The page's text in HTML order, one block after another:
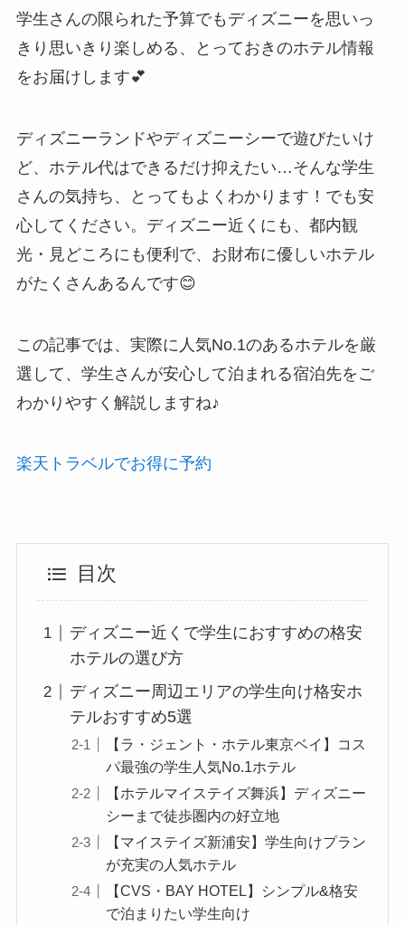
学生さんの限られた予算でもディズニーを思いっ
きり思いきり楽しめる、とっておきのホテル情報
をお届けします💕
ディズニーランドやディズニーシーで遊びたいけ
ど、ホテル代はできるだけ抑えたい…そんな学生
さんの気持ち、とってもよくわかります！でも安
心してください。ディズニー近くにも、都内観
光・見どころにも便利で、お財布に優しいホテル
がたくさんあるんです😊
この記事では、実際に人気No.1のあるホテルを厳
選して、学生さんが安心して泊まれる宿泊先をご
わかりやすく解説しますね♪
楽天トラベルでお得に予約
目次
ディズニー近くで学生におすすめの格安
ホテルの選び方
ディズニー周辺エリアの学生向け格安ホ
テルおすすめ5選
【ラ・ジェント・ホテル東京ベイ】コス
パ最強の学生人気No.1ホテル
【ホテルマイステイズ舞浜】ディズニー
シーまで徒歩圏内の好立地
【マイステイズ新浦安】学生向けプラン
が充実の人気ホテル
【CVS・BAY HOTEL】シンプル&格安
で泊まりたい学生向け